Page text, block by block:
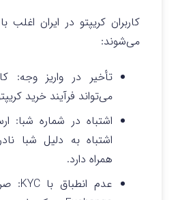
کاربران کریپتو در ایران
می‌شوند:
تأخیر در واریز وجه:
می‌تواند فرآیند خرید
اشتباه در شماره شبا:
اشتباه به دلیل شبا
همراه دارد.